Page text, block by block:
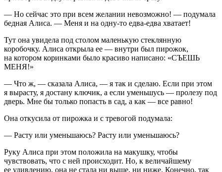
— Но сейчас это при всем желании невозможно! — подумала
бедная Алиса. — Меня и на одну-то едва-едва хватает!
Тут она увидела под столом маленькую стеклянную
коробочку. Алиса открыла ее — внутри был пирожок,
на котором коринками было красиво написано: «СЪЕШЬ
МЕНЯ!»
— Что ж, — сказала Алиса, — я так и сделаю. Если при этом
я вырасту, я достану ключик, а если уменьшусь — пролезу под
дверь. Мне бы только попасть в сад, а как — все равно!
Она откусила от пирожка и с тревогой подумала:
— Расту или уменьшаюсь? Расту или уменьшаюсь?
Руку Алиса при этом положила на макушку, чтобы
чувствовать, что с ней происходит. Но, к величайшему
ее удивлению, она не стала ни выше, ни ниже. Конечно, так